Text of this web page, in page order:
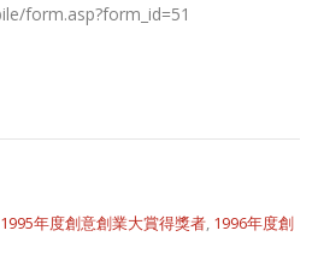
form.asp?form_id=51
1995年度創意創業大賞得獎者, 1996年度創